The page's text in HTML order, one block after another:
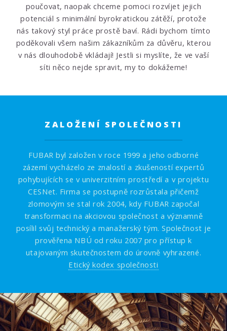
poučovat, naopak chceme pomoci rozvíjet jejich
potenciál s minimální byrokratickou zátěží, protože
nás takový styl práce prostě baví. Rádi bychom tímto
poděkovali všem našim zákazníkům za důvěru, kterou
v nás dlouhodobě vkládají! Jestli si myslíte, že ve vaší
síti něco nejde spravit, my to dokážeme!
ZALOŽENÍ SPOLEČNOSTI
FUBAR byl založen v roce 1999 a jeho odborné
zázemí vycházelo ze znalostí a zkušeností expertů
pohybujících se v univerzitním prostředí a v projektu
CESNet. Firma se postupně rozrůstala přičemž
zlomovým se stal rok 2004, kdy FUBAR započal
transformaci na akciovou společnost a významně
posílil svůj technický a manažerský tým. Společnost je
prověřena NBÚ od roku 2007 pro přístup k
utajovaným skutečnostem do úrovně vyhrazené.
Etický kodex společnosti